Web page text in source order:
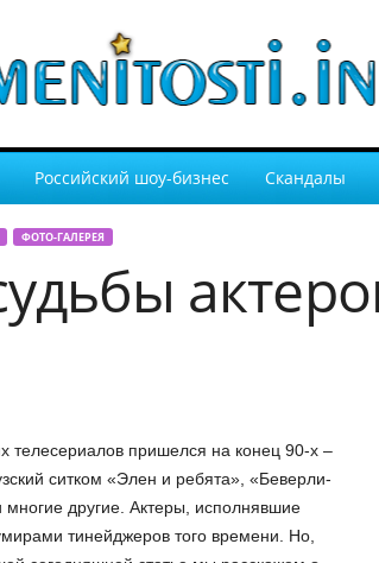
Российский шоу-бизнес Скандалы
ФОТО-ГАЛЕРЕЯ
телесериалов пришелся на конец 90-х –
ситком «Элен и ребята», «Беверли-
другие. Актеры, исполнявшие
тинейджеров того времени. Но,